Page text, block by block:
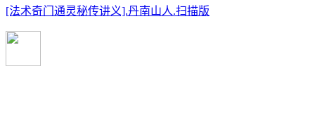
[法术奇门通灵秘传讲义].丹南山人.扫描版